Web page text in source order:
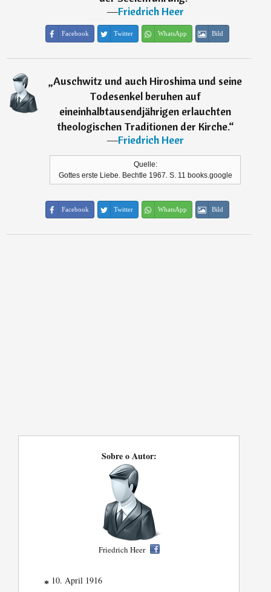
―Friedrich Heer
Facebook Twitter WhatsApp Bild
„Auschwitz und auch Hiroshima und seine
Todesenkel beruhen auf
eineinhalbtausendjährigen erlauchten
theologischen Traditionen der Kirche.“
―Friedrich Heer
Quelle:
Gottes erste Liebe. Bechtle 1967. S. 11 books.google
Facebook Twitter WhatsApp Bild
Sobre o Autor:
Friedrich Heer
* 10. April 1916